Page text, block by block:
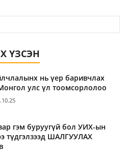
ҮЗСЭН
нь үер баривчлах
улс үл тоомсорлолоо
гэм буруугүй бол УИХ-ын
түдгэлзээд ШАЛГУУЛАХ